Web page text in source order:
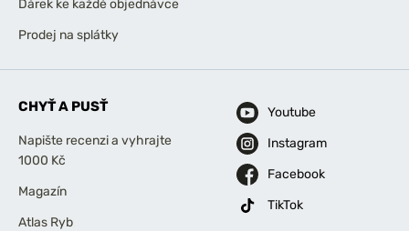
Dárek ke každé objednávce
Prodej na splátky
CHYŤ A PUSŤ
Napište recenzi a vyhrajte
1000 Kč
Magazín
Atlas Ryb
Youtube
Instagram
Facebook
TikTok